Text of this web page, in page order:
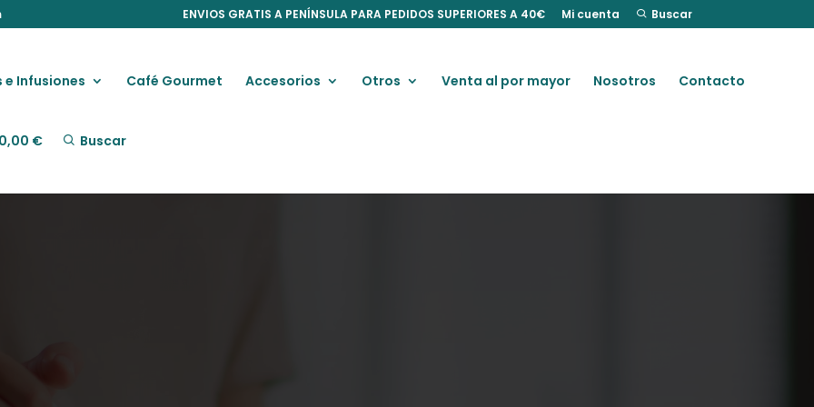
ENVIOS GRATIS A PENÍNSULA PARA PEDIDOS SUPERIORES A 40€ Mi cuenta Buscar
e Infusiones Café Gourmet Accesorios Otros Venta al por mayor Nosotros Contacto
0,00 € Buscar